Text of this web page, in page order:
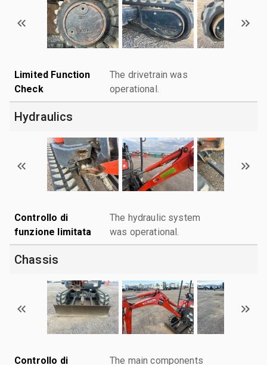
Limited Function
Check
The drivetrain was
operational.
Hydraulics
Controllo di
funzione limitata
The hydraulic system
was operational.
Chassis
Controllo di The main components